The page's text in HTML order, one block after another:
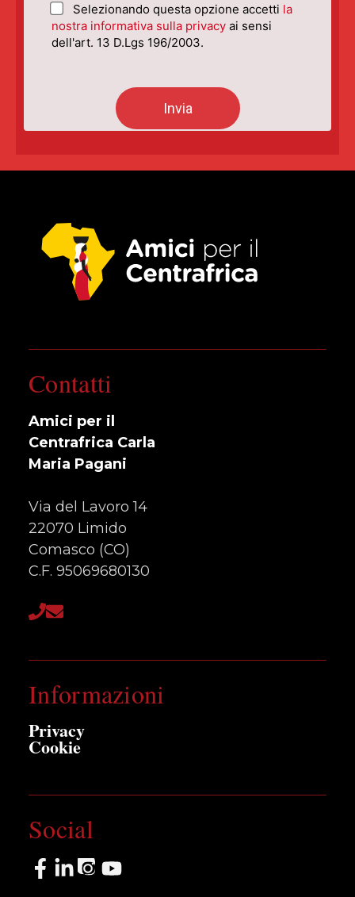
Selezionando questa opzione accetti la
nostra informativa sulla privacy ai sensi
dell'art. 13 D.Lgs 196/2003.
Contatti
Amici per il
Centrafrica Carla
Maria Pagani
Via del Lavoro 14
22070 Limido
Comasco (CO)
C.F. 95069680130
Informazioni
Privacy
Cookie
Social